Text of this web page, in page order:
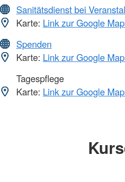
Sanitätsdienst bei
Karte: Link zur Google
Spenden
Karte: Link zur Google
Tagespflege
Karte: Link zur Google